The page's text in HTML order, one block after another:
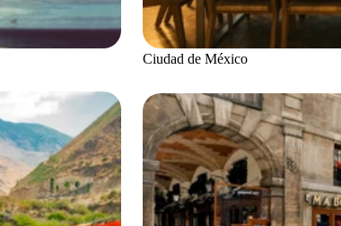
Ciudad de México